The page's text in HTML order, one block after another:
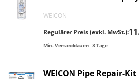
WEICON
Regulärer Preis (exkl. MwSt.):
Min. Versanddauer: 3Tage
WEICON Pipe Repair-